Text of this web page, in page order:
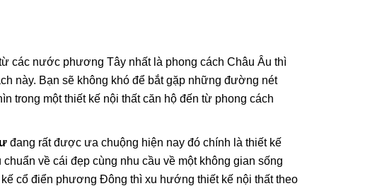
các nước phương Tây nhất là phong cách Châu Âu thì
này. Bạn sẽ không khó để bắt gặp những đường nét
trong một thiết kế nội thất căn hộ đến từ phong cách
đang rất được ưa chuộng hiện nay đó chính là thiết kế
về cái đẹp cùng nhu cầu về một không gian sống
cổ điển phương Đông thì xu hướng thiết kế nội thất theo